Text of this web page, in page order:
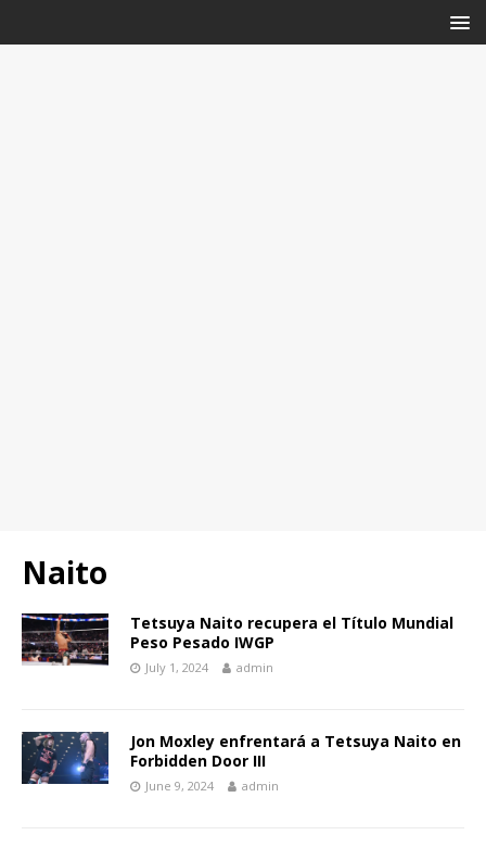
Naito
Tetsuya Naito recupera el Título Mundial
Peso Pesado IWGP
July 1, 2024 admin
Jon Moxley enfrentará a Tetsuya Naito en
Forbidden Door III
June 9, 2024 admin